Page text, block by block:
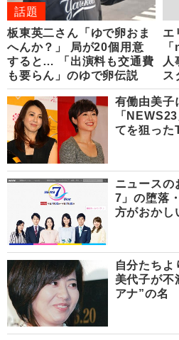
話題
板東英二さん「ゆで卵おま
へんか？」 局が20個用意
すると… 「出演料も交通費
も要らん」のゆで卵伝説
エ
ス
有働由美子
「
てを狙った
ニュースの
7」の堕落
方がおかし
自分たち
美代子が不
アナ”の名